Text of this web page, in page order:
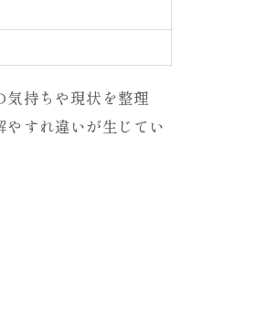
持ちや現状を整理
すれ違いが生じてい